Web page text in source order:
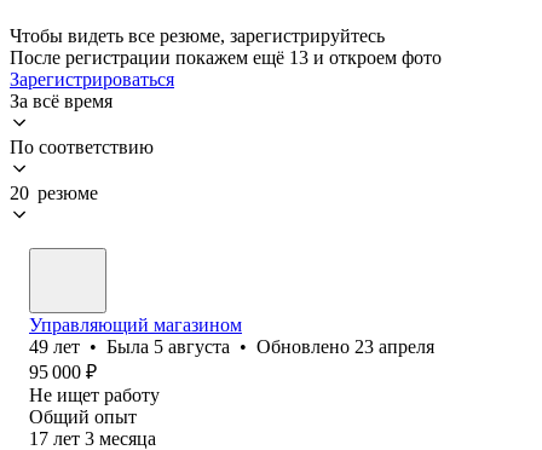
Чтобы видеть все резюме, зарегистрируйтесь
После регистрации покажем ещё 13 и откроем фото
Зарегистрироваться
За всё время
По соответствию
20 резюме
Управляющий магазином
49 лет • Была 5 августа • Обновлено 23 апреля
95 000 ₽
Не ищет работу
Общий опыт
17 лет 3 месяца